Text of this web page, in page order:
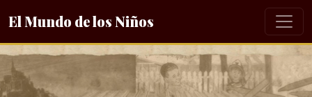
El Mundo de los Niños